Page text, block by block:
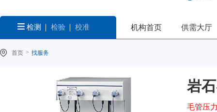
检测 检验 校准 机构首页 供需大厅
首页 > 找服务
岩
毛管压